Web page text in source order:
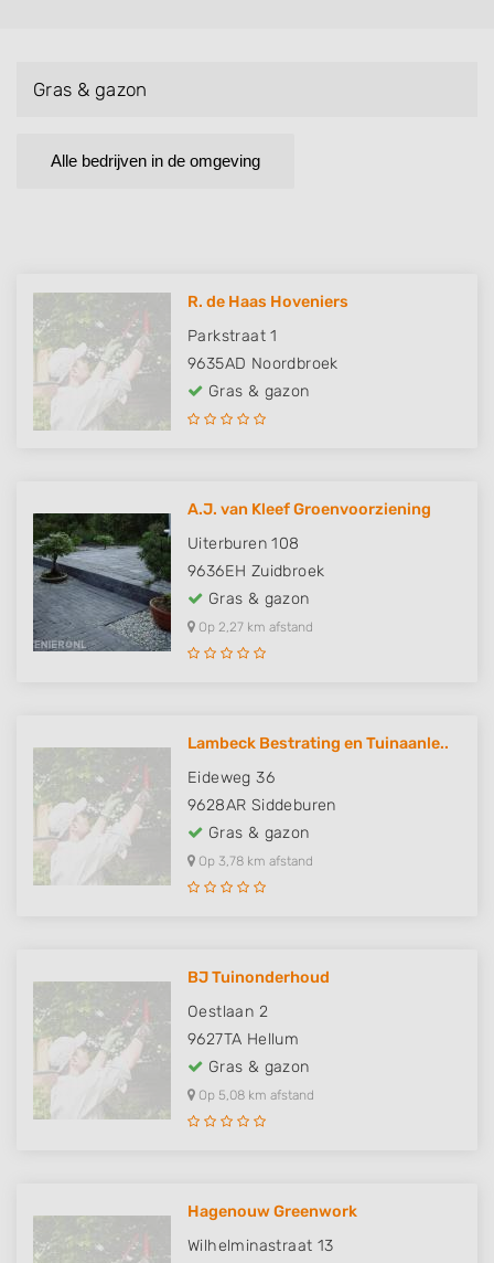
Gras & gazon
Alle bedrijven in de omgeving
R. de Haas Hoveniers
Parkstraat 1
9635AD Noordbroek
Gras & gazon
A.J. van Kleef Groenvoorziening
Uiterburen 108
9636EH Zuidbroek
Gras & gazon
Op 2,27 km afstand
Lambeck Bestrating en Tuinaanle..
Eideweg 36
9628AR Siddeburen
Gras & gazon
Op 3,78 km afstand
BJ Tuinonderhoud
Oestlaan 2
9627TA Hellum
Gras & gazon
Op 5,08 km afstand
Hagenouw Greenwork
Wilhelminastraat 13